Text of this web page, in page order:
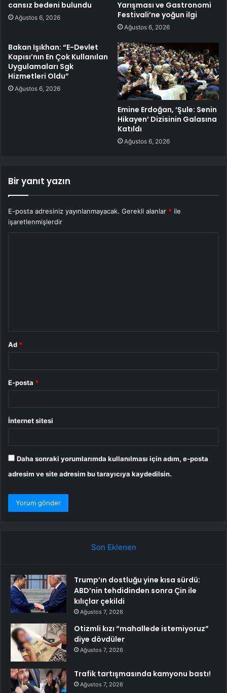
cansız bedeni bulundu
Ağustos 6, 2026
Yarışması ve Gastronomi
Festivali’ne yoğun ilgi
Ağustos 6, 2026
Bakan Işıkhan: “E-Devlet
Kapısı’nın En Çok Kullanılan
Uygulamaları Sgk
Hizmetleri Oldu”
Ağustos 6, 2026
Emine Erdoğan, ‘Şule: Senin
Hikayen’ Dizisinin Galasına
Katıldı
Ağustos 6, 2026
Bir yanıt yazın
E-posta adresiniz yayınlanmayacak. Gerekli alanlar * ile
işaretlenmişlerdir
Ad *
E-posta *
İnternet sitesi
Daha sonraki yorumlarımda kullanılması için adım, e-posta
adresim ve site adresim bu tarayıcıya kaydedilsin.
Son Eklenen
Trump’ın dostluğu yine kısa sürdü:
ABD’nin tehdidinden sonra Çin ile
kılıçlar çekildi
Ağustos 7, 2026
Otizmli kızı “mahallede istemiyoruz”
diye dövdüler
Ağustos 7, 2026
Trafik tartışmasında kamyonu bastı!
Ağustos 7, 2026